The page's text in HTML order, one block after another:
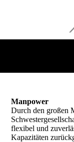
Manpower
Durch den großen
flexibel und
Kapazitäten